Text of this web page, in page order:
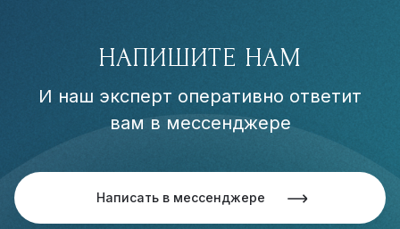
НАПИШИТЕ НАМ
И наш эксперт оперативно ответит
вам в мессенджере
Написать в мессенджере